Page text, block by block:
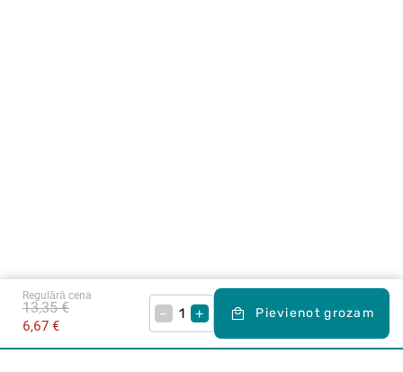
Regulārā cena
6,67 €
13,35 € – + Pievienot grozam